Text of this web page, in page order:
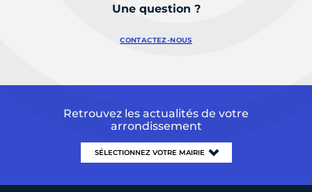
Une question ?
CONTACTEZ-NOUS
Retrouvez les actualités de votre
arrondissement